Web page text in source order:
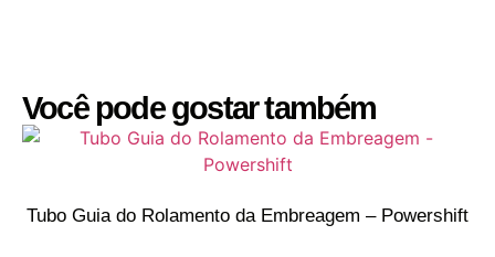
Você pode gostar também
Tubo Guia do Rolamento da Embreagem – Powershift